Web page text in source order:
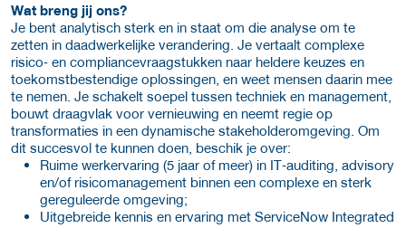
Wat breng jij ons?
Je bent analytisch sterk en in staat om die analyse om te
zetten in daadwerkelijke verandering. Je vertaalt complexe
risico‑ en compliancevraagstukken naar heldere keuzes en
toekomstbestendige oplossingen, en weet mensen daarin mee
te nemen. Je schakelt soepel tussen techniek en management,
bouwt draagvlak voor vernieuwing en neemt regie op
transformaties in een dynamische stakeholderomgeving. Om
dit succesvol te kunnen doen, beschik je over:
Ruime werkervaring (5 jaar of meer) in IT‑auditing, advisory
en/of risicomanagement binnen een complexe en sterk
gereguleerde omgeving;
Uitgebreide kennis en ervaring met ServiceNow Integrated